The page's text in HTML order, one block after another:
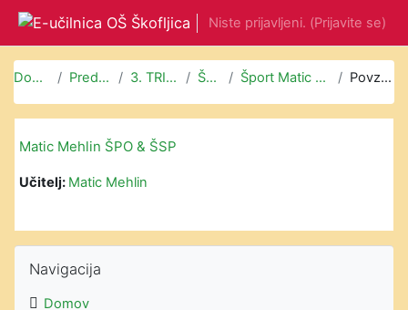
Preskoči na glavno vsebino
Niste prijavljeni. (Prijavite se)
Domov Predmeti 3. TRIADA Šport Šport Matic Mehlin Povzetek
Matic Mehlin ŠPO & ŠSP
Učitelj: Matic Mehlin
Preskoči Navigacija
Navigacija
Domov